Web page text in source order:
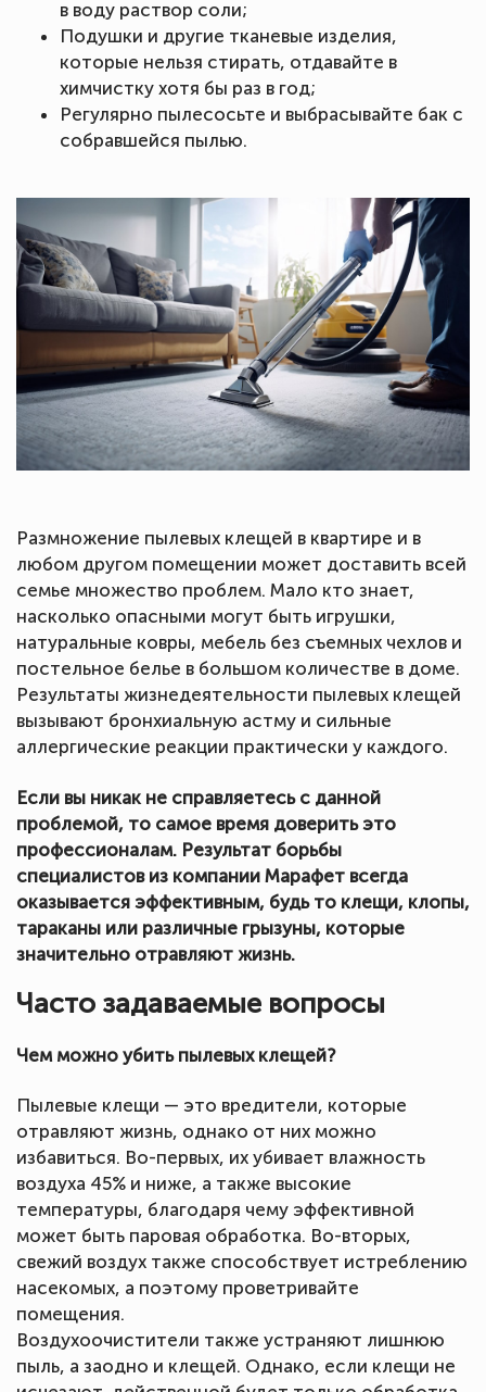
в воду раствор соли;
Подушки и другие тканевые изделия,
которые нельзя стирать, отдавайте в
химчистку хотя бы раз в год;
Регулярно пылесосьте и выбрасывайте бак с
собравшейся пылью.
Размножение пылевых клещей в квартире и в
любом другом помещении может доставить всей
семье множество проблем. Мало кто знает,
насколько опасными могут быть игрушки,
натуральные ковры, мебель без съемных чехлов и
постельное белье в большом количестве в доме.
Результаты жизнедеятельности пылевых клещей
вызывают бронхиальную астму и сильные
аллергические реакции практически у каждого.
Если вы никак не справляетесь с данной
проблемой, то самое время доверить это
профессионалам. Результат борьбы
специалистов из компании Марафет всегда
оказывается эффективным, будь то клещи, клопы,
тараканы или различные грызуны, которые
значительно отравляют жизнь.
Часто задаваемые вопросы
Чем можно убить пылевых клещей?
Пылевые клещи — это вредители, которые
отравляют жизнь, однако от них можно
избавиться. Во-первых, их убивает влажность
воздуха 45% и ниже, а также высокие
температуры, благодаря чему эффективной
может быть паровая обработка. Во-вторых,
свежий воздух также способствует истреблению
насекомых, а поэтому проветривайте
помещения.
Воздухоочистители также устраняют лишнюю
пыль, а заодно и клещей. Однако, если клещи не